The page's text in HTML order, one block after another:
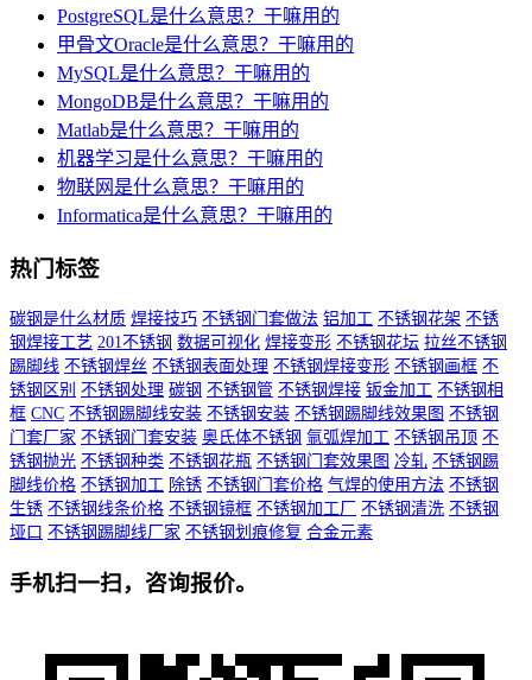
PostgreSQL是什么意思？干嘛用的
甲骨文Oracle是什么意思？干嘛用的
MySQL是什么意思？干嘛用的
MongoDB是什么意思？干嘛用的
Matlab是什么意思？干嘛用的
机器学习是什么意思？干嘛用的
物联网是什么意思？干嘛用的
Informatica是什么意思？干嘛用的
热门标签
碳钢是什么材质 焊接技巧 不锈钢门套做法 铝加工 不锈钢花架 不锈
钢焊接工艺 201不锈钢 数据可视化 焊接变形 不锈钢花坛 拉丝不锈钢
踢脚线 不锈钢焊丝 不锈钢表面处理 不锈钢焊接变形 不锈钢画框 不
锈钢区别 不锈钢处理 碳钢 不锈钢管 不锈钢焊接 钣金加工 不锈钢相
框 CNC 不锈钢踢脚线安装 不锈钢安装 不锈钢踢脚线效果图 不锈钢
门套厂家 不锈钢门套安装 奥氏体不锈钢 氩弧焊加工 不锈钢吊顶 不
锈钢抛光 不锈钢种类 不锈钢花瓶 不锈钢门套效果图 冷轧 不锈钢踢
脚线价格 不锈钢加工 除锈 不锈钢门套价格 气焊的使用方法 不锈钢
生锈 不锈钢线条价格 不锈钢镜框 不锈钢加工厂 不锈钢清洗 不锈钢
垭口 不锈钢踢脚线厂家 不锈钢划痕修复 合金元素
手机扫一扫，咨询报价。